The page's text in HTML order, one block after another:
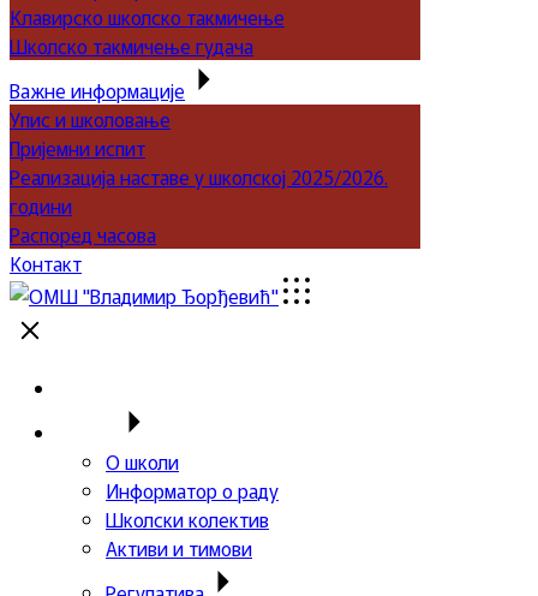
Клавирско школско такмичење
Школско такмичење гудача
Важне информације
Упис и школовање
Пријемни испит
Реализација наставе у школској 2025/2026.
години
Распоред часова
Контакт
О школи
Информатор о раду
Школски колектив
Активи и тимови